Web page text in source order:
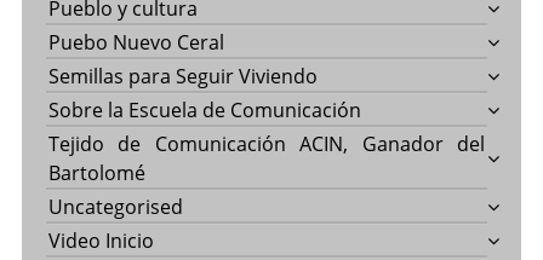
Pueblo y cultura
Puebo Nuevo Ceral
Semillas para Seguir Viviendo
Sobre la Escuela de Comunicación
Tejido de Comunicación ACIN, Ganador del
Bartolomé
Uncategorised
Video Inicio